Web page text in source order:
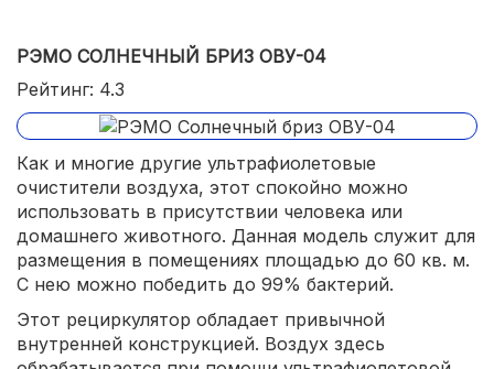
РЭМО СОЛНЕЧНЫЙ БРИЗ ОВУ-04
Рейтинг: 4.3
Как и многие другие ультрафиолетовые
очистители воздуха, этот спокойно можно
использовать в присутствии человека или
домашнего животного. Данная модель служит для
размещения в помещениях площадью до 60 кв. м.
С нею можно победить до 99% бактерий.
Этот рециркулятор обладает привычной
внутренней конструкцией. Воздух здесь